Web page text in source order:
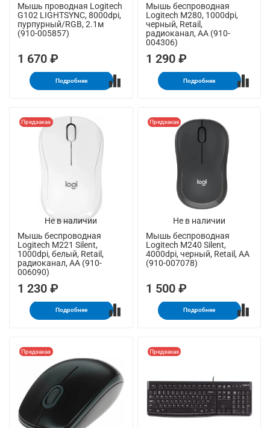
Мышь проводная Logitech
G102 LIGHTSYNC, 8000dpi,
пурпурный/RGB, 2.1м
(910-005857)
1 670 ₽
Подробнее
Мышь беспроводная
Logitech M280, 1000dpi,
черный, Retail,
радиоканал, AA (910-
004306)
1 290 ₽
Подробнее
Не в наличии
Предзаказ
Мышь беспроводная
Logitech M221 Silent,
1000dpi, белый, Retail,
радиоканал, AA (910-
006090)
1 230 ₽
Подробнее
Не в наличии
Предзаказ
Мышь беспроводная
Logitech M240 Silent,
4000dpi, черный, Retail, AA
(910-007078)
1 500 ₽
Подробнее
Предзаказ Предзаказ